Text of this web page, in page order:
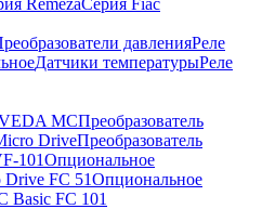
RemezaСерия Fiac
давленияРеле
Датчики температурыРеле
VEDA MCПреобразователь
DriveПреобразователь
101Опциональное
FC 51Опциональное
Basic FC 101